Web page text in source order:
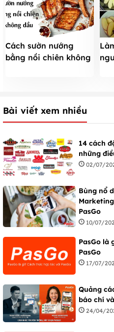
Cách sườn nướng
bằng nồi chiên không
Bài viết xem nhiều
14 cách
những
02/07/
Bùng nổ
PasGo
10/07/
PasGo là
PasGo
17/07/
Quảng
báo chí
24/04/